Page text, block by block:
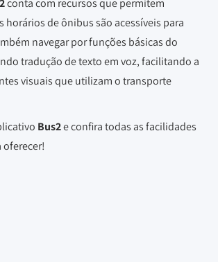
conta com recursos que permitem
horários de ônibus são acessíveis para
navegar por funções básicas do
tradução de texto em voz, facilitando a
visuais que utilizam o transporte
Bus2e confira todas as facilidades
oferecer!